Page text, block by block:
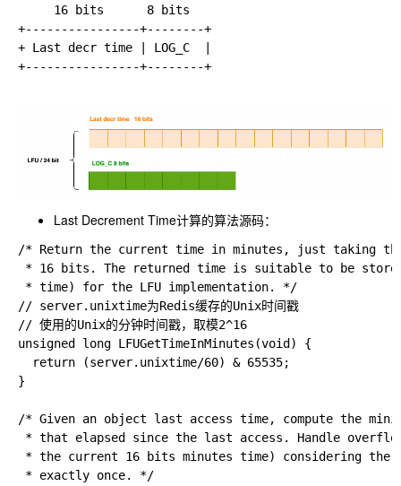
     16 bits      8 bits
+----------------+--------+
+ Last decr time | LOG_C  |
+----------------+--------+
Last Decrement Time计算的算法源码：
/* Return the current time in minutes, just taking
* 16 bits. The returned time is suitable to be stored
* time) for the LFU implementation. */
// server.unixtime为Redis缓存的Unix时间戳
// 使用的Unix的分钟时间戳，取模2^16
unsigned long LFUGetTimeInMinutes(void) {
  return (server.unixtime/60) & 65535;
}
/* Given an object last access time, compute the
* that elapsed since the last access. Handle
* the current 16 bits minutes time) considering the
* exactly once. */